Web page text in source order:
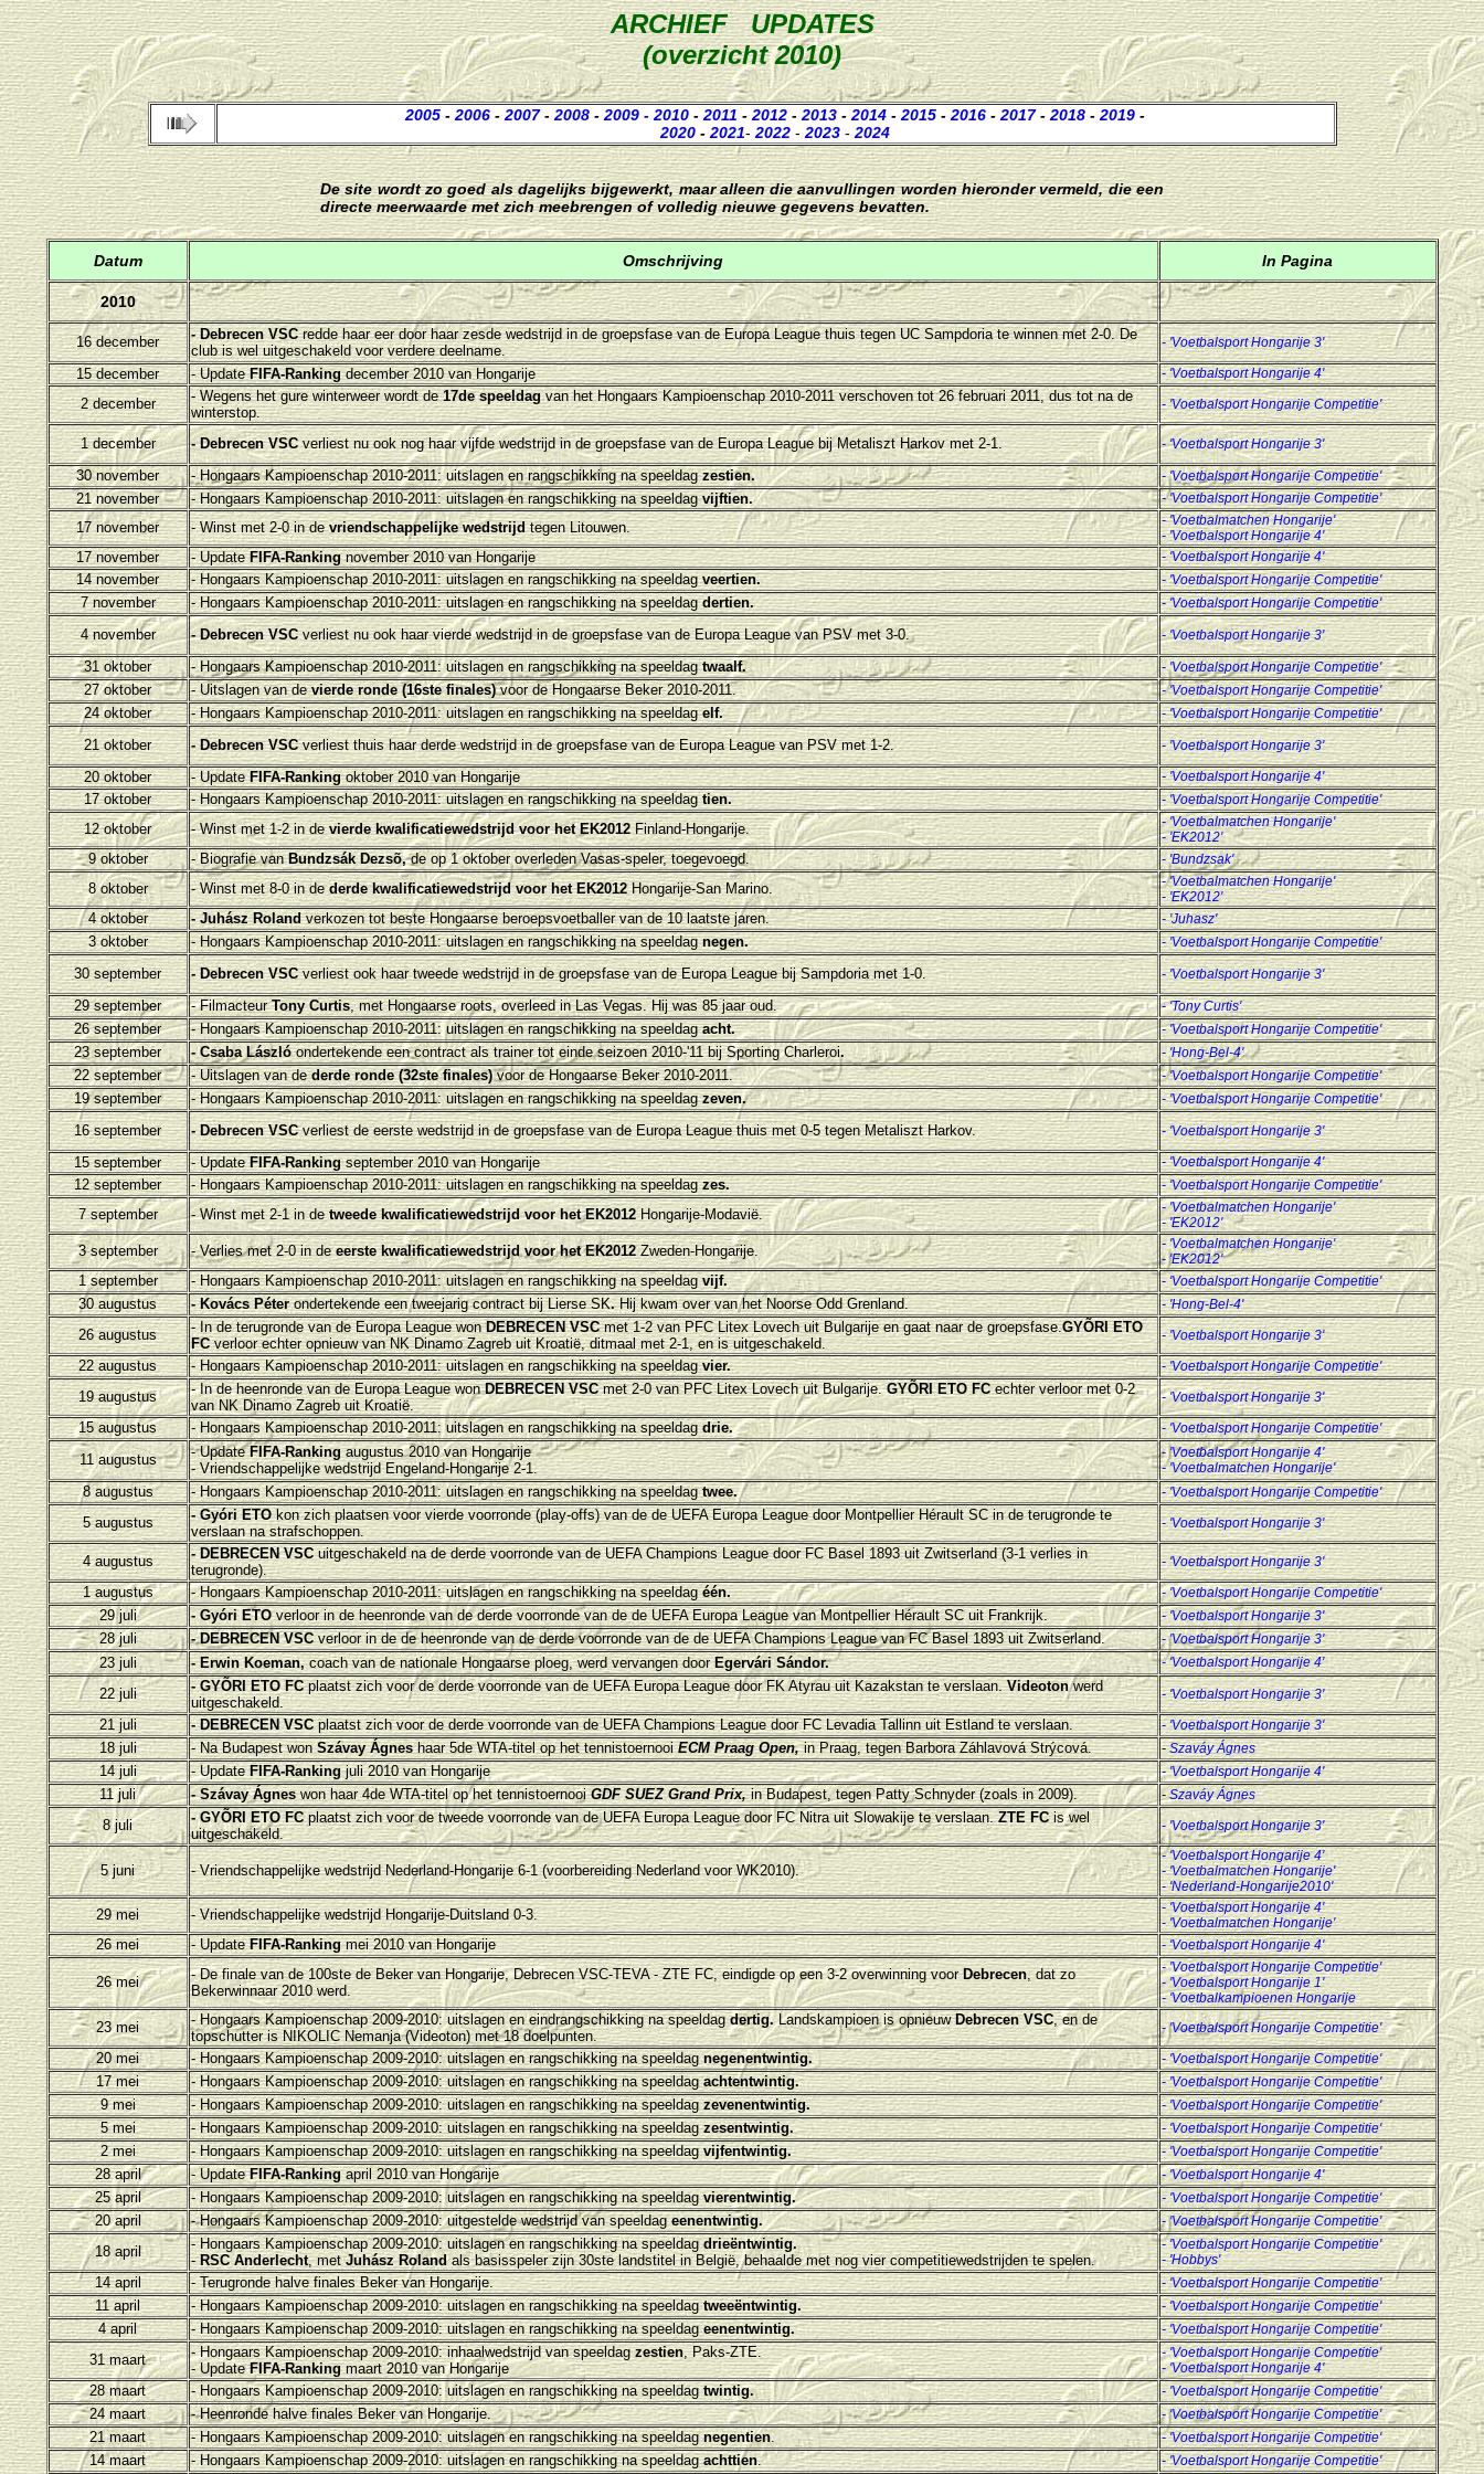
ARCHIEF UPDATES
(overzicht 2010)
2005 - 2006 - 2007- 2008 - 2009 - 2010 - 2011 - 2012 - 2013 - 2014 - 2015 - 2016 - 2017- 2018 - 2019 -
2020 - 2021- 2022 - 2023 - 2024
De site wordt zo goed als dagelijks bijgewerkt, maar alleen die aanvullingen worden hieronder vermeld, die een
directe meerwaarde met zich meebrengen of volledig nieuwe gegevens bevatten.
Datum Omschrijving In Pagina
2010
16 december - Debrecen VSCredde haar eer door haar zesde wedstrijd in de groepsfase van de Europa League thuis tegen UC Sampdoria te winnen met 2-0. De
club is wel uitgeschakeld voor verdere deelname.
-'Voetbalsport Hongarije 3'
15 december - UpdateFIFA-Rankingdecember 2010 van Hongarije -'Voetbalsport Hongarije 4'
2 december - Wegens het gure winterweer wordt de17de speeldagvan het Hongaars Kampioenschap 2010-2011 verschoven tot 26 februari 2011, dus tot na de
winterstop.
- 'Voetbalsport Hongarije Competitie'
1 december - Debrecen VSCverliest nu ook nog haar vijfde wedstrijd in de groepsfase van de Europa League bijMetaliszt Harkov met 2-1. -'Voetbalsport Hongarije 3'
30 november - Hongaars Kampioenschap 2010-2011: uitslagen en rangschikking na speeldagzestien. - 'Voetbalsport Hongarije Competitie'
21 november - Hongaars Kampioenschap 2010-2011: uitslagen en rangschikking na speeldagvijftien. - 'Voetbalsport Hongarije Competitie'
17 november - Winst met 2-0 in devriendschappelijke wedstrijdtegen Litouwen.
- 'Voetbalmatchen Hongarije'
-'Voetbalsport Hongarije 4'
17 november - UpdateFIFA-Rankingnovember 2010 van Hongarije -'Voetbalsport Hongarije 4'
14 november - Hongaars Kampioenschap 2010-2011: uitslagen en rangschikking na speeldagveertien. - 'Voetbalsport Hongarije Competitie'
7 november - Hongaars Kampioenschap 2010-2011: uitslagen en rangschikking na speeldagdertien. - 'Voetbalsport Hongarije Competitie'
4 november - Debrecen VSCverliest nu ook haar vierde wedstrijd in de groepsfase van de Europa League van PSVmet 3-0. -'Voetbalsport Hongarije 3'
31 oktober - Hongaars Kampioenschap 2010-2011: uitslagen en rangschikking na speeldagtwaalf. - 'Voetbalsport Hongarije Competitie'
27 oktober - Uitslagen van devierde ronde (16ste finales)voor deHongaarse Beker 2010-2011. - 'Voetbalsport Hongarije Competitie'
24 oktober - Hongaars Kampioenschap 2010-2011: uitslagen en rangschikking na speeldagelf. - 'Voetbalsport Hongarije Competitie'
21 oktober - Debrecen VSCverliest thuis haar derde wedstrijd in de groepsfase van de Europa League van PSVmet 1-2. -'Voetbalsport Hongarije 3'
20 oktober - UpdateFIFA-Rankingoktober 2010 van Hongarije -'Voetbalsport Hongarije 4'
17 oktober - Hongaars Kampioenschap 2010-2011: uitslagen en rangschikking na speeldagtien. - 'Voetbalsport Hongarije Competitie'
12 oktober - Winst met 1-2 in devierde kwalificatiewedstrijd voor het EK2012Finland-Hongarije.
- 'Voetbalmatchen Hongarije'
- 'EK2012'
9 oktober - Biografie vanBundzsák Dezsõ,de op 1 oktober overleden Vasas-speler, toegevoegd. - 'Bundzsak'
8 oktober - Winst met 8-0 in de derde kwalificatiewedstrijd voor het EK2012Hongarije-San Marino.
- 'Voetbalmatchen Hongarije'
- 'EK2012'
4 oktober - Juhász Rolandverkozen tot beste Hongaarse beroepsvoetballer van de 10 laatste jaren. - 'Juhasz'
3 oktober - Hongaars Kampioenschap 2010-2011: uitslagen en rangschikking na speeldagnegen. - 'Voetbalsport Hongarije Competitie'
30 september - Debrecen VSCverliest ook haar tweede wedstrijd in de groepsfase van de Europa League bijSampdoriamet 1-0. -'Voetbalsport Hongarije 3'
29 september - FilmacteurTony Curtis, met Hongaarse roots, overleed in Las Vegas. Hij was 85 jaar oud. - 'Tony Curtis'
26 september - Hongaars Kampioenschap 2010-2011: uitslagen en rangschikking na speeldagacht. - 'Voetbalsport Hongarije Competitie'
23 september - Csaba Lászlóondertekende een contract als trainer tot einde seizoen 2010-'11 bij Sporting Charleroi. - 'Hong-Bel-4'
22 september - Uitslagen van dederde ronde (32ste finales)voor deHongaarse Beker 2010-2011. - 'Voetbalsport Hongarije Competitie'
19 september - Hongaars Kampioenschap 2010-2011: uitslagen en rangschikking na speeldagzeven. - 'Voetbalsport Hongarije Competitie'
16 september - Debrecen VSCverliest de eerste wedstrijd in de groepsfase van de Europa League thuis met 0-5 tegenMetaliszt Harkov. -'Voetbalsport Hongarije 3'
15 september - UpdateFIFA-Rankingseptember 2010 van Hongarije -'Voetbalsport Hongarije 4'
12 september - Hongaars Kampioenschap 2010-2011: uitslagen en rangschikking na speeldagzes. - 'Voetbalsport Hongarije Competitie'
7 september - Winst met 2-1 in detweede kwalificatiewedstrijd voor het EK2012Hongarije-Modavië.
- 'Voetbalmatchen Hongarije'
- 'EK2012'
3 september - Verlies met 2-0 in deeerste kwalificatiewedstrijd voor het EK2012Zweden-Hongarije.
- 'Voetbalmatchen Hongarije'
- 'EK2012'
1 september - Hongaars Kampioenschap 2010-2011: uitslagen en rangschikking na speeldagvijf. - 'Voetbalsport Hongarije Competitie'
30 augustus - Kovács Péterondertekende een tweejarig contract bij Lierse SK.Hij kwam over van het Noorse Odd Grenland. - 'Hong-Bel-4'
26 augustus - In de terugronde van de Europa League wonDEBRECEN VSCmet 1-2 vanPFC Litex Lovechuit Bulgarije en gaat naar de groepsfase.GYÕRI ETO
FCverloor echter opnieuw vanNK Dinamo Zagreb uit Kroatië, ditmaalmet 2-1, en is uitgeschakeld. - 'Voetbalsport Hongarije 3'
22 augustus - Hongaars Kampioenschap 2010-2011: uitslagen en rangschikking na speeldagvier. - 'Voetbalsport Hongarije Competitie'
19 augustus - In de heenronde van de Europa League wonDEBRECEN VSCmet 2-0 vanPFC Litex Lovechuit Bulgarije.GYÕRI ETO FCechter verloor met 0-2
van NK Dinamo Zagreb uit Kroatië. - 'Voetbalsport Hongarije 3'
15 augustus - Hongaars Kampioenschap 2010-2011: uitslagen en rangschikking na speeldagdrie. - 'Voetbalsport Hongarije Competitie'
11 augustus - UpdateFIFA-Rankingaugustus 2010 van Hongarije
- Vriendschappelijke wedstrijd Engeland-Hongarije 2-1.
- 'Voetbalsport Hongarije 4'
- 'Voetbalmatchen Hongarije'
8 augustus - Hongaars Kampioenschap 2010-2011: uitslagen en rangschikking na speeldagtwee. - 'Voetbalsport Hongarije Competitie'
5 augustus - Gyóri ETOkon zich plaatsen voor vierde voorronde (play-offs) van de de UEFA Europa League doorMontpellier Hérault SC in de terugronde te
verslaan na strafschoppen. - 'Voetbalsport Hongarije 3'
4 augustus - DEBRECEN VSCuitgeschakeld na de derde voorronde van de UEFA Champions League doorFC Basel 1893 uit Zwitserland(3-1 verlies in
terugronde).
- 'Voetbalsport Hongarije 3'
1 augustus - Hongaars Kampioenschap 2010-2011: uitslagen en rangschikking na speeldagéén. - 'Voetbalsport Hongarije Competitie'
29 juli - Gyóri ETOverloor in de heenronde van de derde voorronde van de de UEFA Europa League vanMontpellier Hérault SC uit Frankrijk. - 'Voetbalsport Hongarije 3'
28 juli - DEBRECEN VSCverloor in de de heenronde van de derde voorronde van de de UEFA Champions League vanFC Basel 1893 uit Zwitserland. - 'Voetbalsport Hongarije 3'
23 juli - Erwin Koeman,coach van de nationale Hongaarse ploeg, werd vervangen doorEgervári Sándor. -'Voetbalsport Hongarije 4'
22 juli - GYÕRI ETO FCplaatst zich voor de derde voorronde van de UEFA Europa League doorFK Atyrau uit Kazakstante verslaan.Videotonwerd
uitgeschakeld.
- 'Voetbalsport Hongarije 3'
21 juli - DEBRECEN VSCplaatst zich voor de derde voorronde van de UEFA Champions League doorFC Levadia Tallinn uit Estlandte verslaan. - 'Voetbalsport Hongarije 3'
18 juli - Na Budapest wonSzávay Ágneshaar 5de WTA-titel op het tennistoernooiECM Praag Open,in Praag, tegenBarbora Záhlavová Strýcová. -Szaváy Ágnes
14 juli - UpdateFIFA-Rankingjuli 2010 van Hongarije -'Voetbalsport Hongarije 4'
11 juli - Szávay Ágneswon haar 4de WTA-titel op het tennistoernooiGDF SUEZ Grand Prix,in Budapest, tegenPatty Schnyder (zoals in 2009). -Szaváy Ágnes
8 juli - GYÕRI ETO FCplaatst zich voor de tweede voorronde van de UEFA Europa League door FC Nitra uit Slowakije te verslaan.ZTE FCis wel
uitgeschakeld.
- 'Voetbalsport Hongarije 3'
5 juni - Vriendschappelijke wedstrijd Nederland-Hongarije 6-1 (voorbereiding Nederland voor WK2010).
-'Voetbalsport Hongarije 4'
- 'Voetbalmatchen Hongarije'
-'Nederland-Hongarije2010'
29 mei - Vriendschappelijke wedstrijd Hongarije-Duitsland 0-3. -'Voetbalsport Hongarije 4'
- 'Voetbalmatchen Hongarije'
26 mei - UpdateFIFA-Rankingmei 2010 van Hongarije -'Voetbalsport Hongarije 4'
26 mei - De finale van de 100stede Beker van Hongarije, Debrecen VSC-TEVA - ZTE FC, eindigde op een 3-2 overwinning voorDebrecen, dat zo
Bekerwinnaar 2010 werd.
- 'Voetbalsport Hongarije Competitie'
- 'Voetbalsport Hongarije 1'
- 'Voetbalkampioenen Hongarije
23 mei - Hongaars Kampioenschap 2009-2010: uitslagen en eindrangschikking na speeldagdertig.Landskampioen is opnieuwDebrecen VSC, en de
topschutter isNIKOLIC Nemanja (Videoton)met 18 doelpunten. - 'Voetbalsport Hongarije Competitie'
20 mei - Hongaars Kampioenschap 2009-2010: uitslagen en rangschikking na speeldagnegenentwintig. - 'Voetbalsport Hongarije Competitie'
17 mei - Hongaars Kampioenschap 2009-2010: uitslagen en rangschikking na speeldagachtentwintig. - 'Voetbalsport Hongarije Competitie'
9 mei - Hongaars Kampioenschap 2009-2010: uitslagen en rangschikking na speeldagzevenentwintig. - 'Voetbalsport Hongarije Competitie'
5 mei - Hongaars Kampioenschap 2009-2010: uitslagen en rangschikking na speeldagzesentwintig. - 'Voetbalsport Hongarije Competitie'
2 mei - Hongaars Kampioenschap 2009-2010: uitslagen en rangschikking na speeldagvijfentwintig. - 'Voetbalsport Hongarije Competitie'
28 april - UpdateFIFA-Rankingapril 2010 van Hongarije - 'Voetbalsport Hongarije 4'
25 april - Hongaars Kampioenschap 2009-2010: uitslagen en rangschikking na speeldagvierentwintig. - 'Voetbalsport Hongarije Competitie'
20 april - Hongaars Kampioenschap 2009-2010: uitgestelde wedstrijd van speeldageenentwintig. - 'Voetbalsport Hongarije Competitie'
18 april - Hongaars Kampioenschap 2009-2010: uitslagen en rangschikking na speeldagdrieëntwintig.
-RSC Anderlecht, metJuhász Rolandals basisspeler zijn 30ste landstitel in België, behaalde met nog vier competitiewedstrijden te spelen.
- 'Voetbalsport Hongarije Competitie'
- 'Hobbys'
14 april - Terugronde halve finales Beker van Hongarije. - 'Voetbalsport Hongarije Competitie'
11 april - Hongaars Kampioenschap 2009-2010: uitslagen en rangschikking na speeldagtweeëntwintig. - 'Voetbalsport Hongarije Competitie'
4 april - Hongaars Kampioenschap 2009-2010: uitslagen en rangschikking na speeldageenentwintig. - 'Voetbalsport Hongarije Competitie'
31 maart - Hongaars Kampioenschap 2009-2010: inhaalwedstrijd van speeldagzestien, Paks-ZTE.
- UpdateFIFA-Rankingmaart 2010 van Hongarije
- 'Voetbalsport Hongarije Competitie'
- 'Voetbalsport Hongarije 4'
28 maart - Hongaars Kampioenschap 2009-2010: uitslagen en rangschikking na speeldagtwintig. - 'Voetbalsport Hongarije Competitie'
24 maart - Heenronde halve finales Beker van Hongarije. - 'Voetbalsport Hongarije Competitie'
21 maart - Hongaars Kampioenschap 2009-2010: uitslagen en rangschikking na speeldagnegentien. - 'Voetbalsport Hongarije Competitie'
14 maart - Hongaars Kampioenschap 2009-2010: uitslagen en rangschikking na speeldagachttien. - 'Voetbalsport Hongarije Competitie'